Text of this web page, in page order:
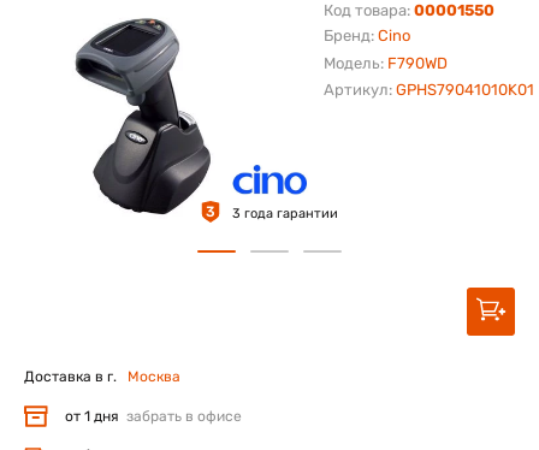
Бренд: Cino
Модель: F790WD
Код товара: 00001550
Артикул: GPHS79041010K01
3 3 года гарантии
Доставка в г. Москва
от 1 дня забрать в офисе